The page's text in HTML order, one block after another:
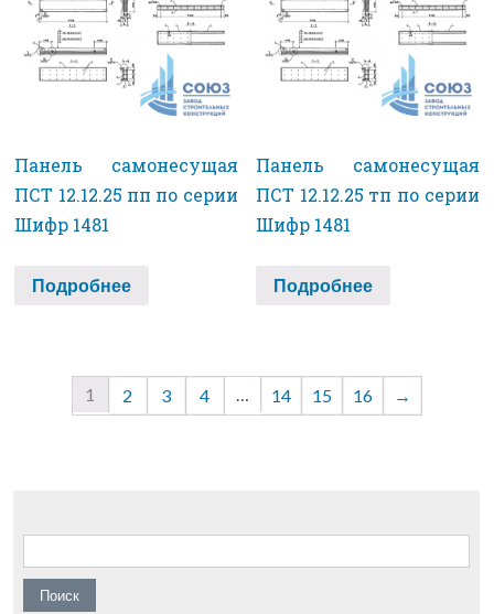
Панель самонесущая
ПСТ 12.12.25 пп по серии
Шифр 1481
Подробнее
Панель самонесущая
ПСТ 12.12.25 тп по серии
Шифр 1481
Подробнее
1 2 3 4 … 14 15 16 →
Найти: